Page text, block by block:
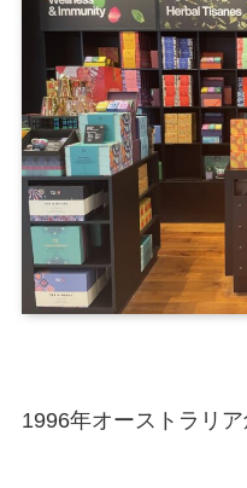
1996年オーストラリ